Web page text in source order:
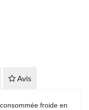
Avis
froide en